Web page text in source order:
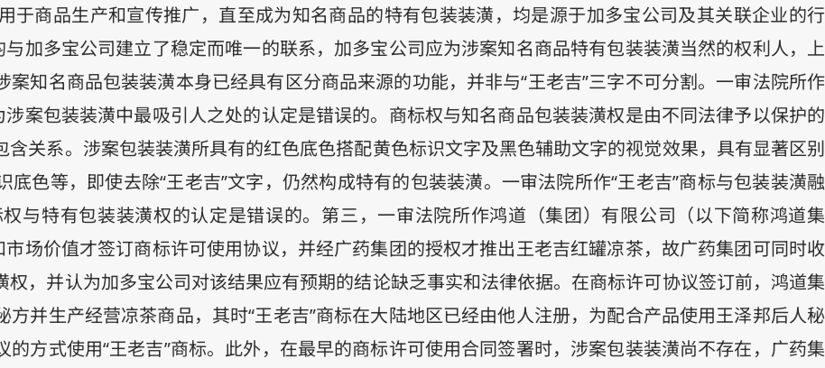
于商品生产和宣传推广，直至成为知名商品的特有包装装潢，均是源于加多宝公司及其关联企业的行
加多宝公司建立了稳定而唯一的联系，加多宝公司应为涉案知名商品特有包装装潢当然的权利人，上
知名商品包装装潢本身已经具有区分商品来源的功能，并非与“王老吉”三字不可分割。一审法院所作
案包装装潢中最吸引人之处的认定是错误的。商标权与知名商品包装装潢权是由不同法律予以保护的
关系。涉案包装装潢所具有的红色底色搭配黄色标识文字及黑色辅助文字的视觉效果，具有显著区别
色等，即使去除“王老吉”文字，仍然构成特有的包装装潢。一审法院所作“王老吉”商标与包装装潢融
与特有包装装潢权的认定是错误的。第三，一审法院所作鸿道（集团）有限公司（以下简称鸿道集
场价值才签订商标许可使用协议，并经广药集团的授权才推出王老吉红罐凉茶，故广药集团可同时收
，并认为加多宝公司对该结果应有预期的结论缺乏事实和法律依据。在商标许可协议签订前，鸿道集
并生产经营凉茶商品，其时“王老吉”商标在大陆地区已经由他人注册，为配合产品使用王泽邦后人秘
方式使用“王老吉”商标。此外，在最早的商标许可使用合同签署时，涉案包装装潢尚不存在，广药集